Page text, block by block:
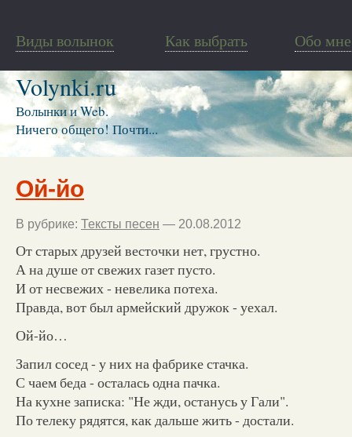
Виды волынок Как выбрать Обо мне
Volynki.ru
Волынки и Web.
Ничего общего! Почти...
Ой-йо
В рубрике: Тексты песен — 20.08.2012
От старых друзей весточки нет, грустно.
А на душе от свежих газет пусто.
И от несвежих - невелика потеха.
Правда, вот был армейский дружок - уехал.
Ой-йо…
Запил сосед - у них на фабрике стачка.
С чаем беда - осталась одна пачка.
На кухне записка: "Не жди, останусь у Гали".
По телеку рядятся, как дальше жить - достали.